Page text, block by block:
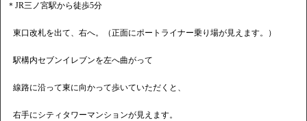
＊JR三ノ宮駅から徒歩5分
東口改札を出て、右へ。（正面にポートライナー乗り場が見えます。）
駅構内セブンイレブンを左へ曲がって
線路に沿って東に向かって歩いていただくと、
右手にシティタワーマンションが見えます。